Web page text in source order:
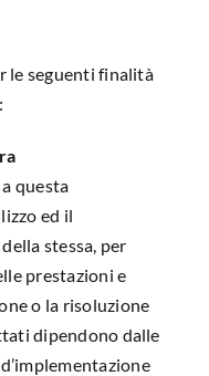
le seguenti finalità
questa
ed il
stessa, per
prestazioni e
o la risoluzione
dipendono dalle